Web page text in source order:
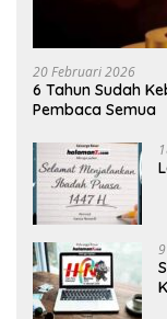
20 Februari 2026
6 Tahun Sudah
Pembaca Semua